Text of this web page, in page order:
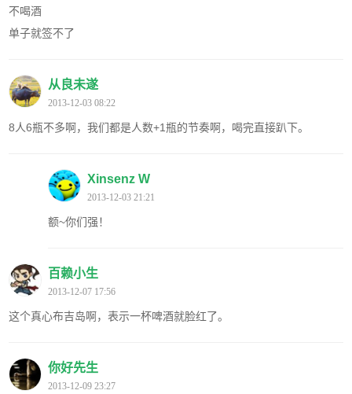
不喝酒
单子就签不了
从良未遂
2013-12-03 08:22
8人6瓶不多啊，我们都是人数+1瓶的节奏啊，喝完直接趴下。
Xinsenz W
2013-12-03 21:21
额~你们强！
百赖小生
2013-12-07 17:56
这个真心布吉岛啊，表示一杯啤酒就脸红了。
你好先生
2013-12-09 23:27